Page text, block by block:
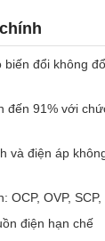
đổi không
đến 91% với
và điện áp
OCP, OVP,
điện hạn chế